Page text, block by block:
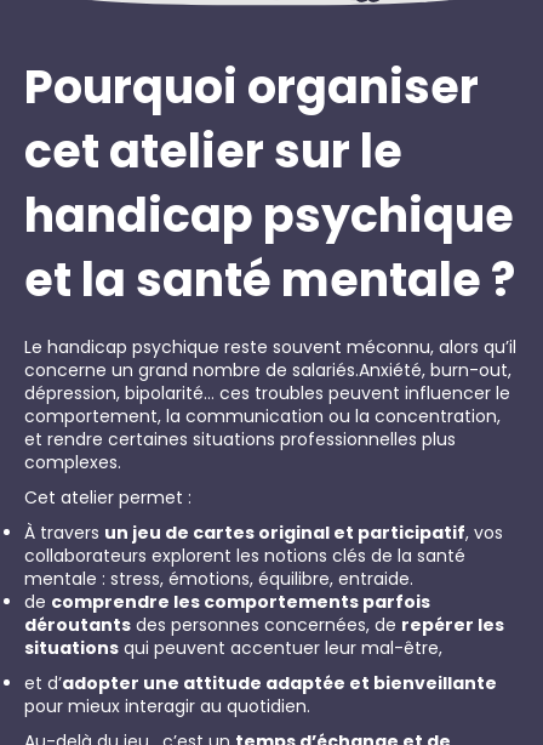
Pourquoi organiser
cet atelier sur le
handicap psychique
et la santé mentale ?
Le handicap psychique reste souvent méconnu, alors qu’il
concerne un grand nombre de salariés.Anxiété, burn-out,
dépression, bipolarité… ces troubles peuvent influencer le
comportement, la communication ou la concentration,
et rendre certaines situations professionnelles plus
complexes.
Cet atelier permet :
À travers un jeu de cartes original et participatif, vos
collaborateurs explorent les notions clés de la santé
mentale : stress, émotions, équilibre, entraide.
de comprendre les comportements parfois
déroutants des personnes concernées, de repérer les
situations qui peuvent accentuer leur mal-être,
et d’adopter une attitude adaptée et bienveillante
pour mieux interagir au quotidien.